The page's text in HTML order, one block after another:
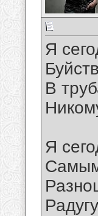
Я
В
Я